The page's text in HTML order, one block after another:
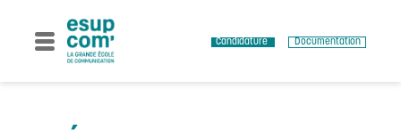
content
Candidature Documentation